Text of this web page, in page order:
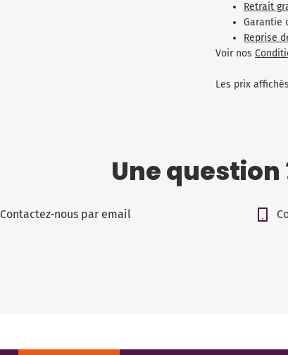
Retrait
Garantie
Reprise
Voir nos
Les prix
Une question
Contactez-nous par email